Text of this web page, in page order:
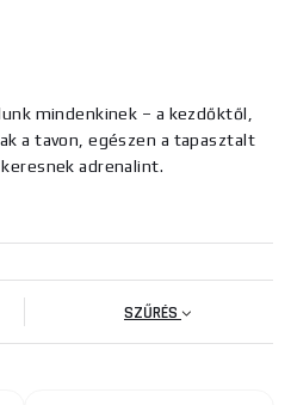
mindenkinek – a kezdőktől,
a tavon, egészen a tapasztalt
adrenalint.
turista, tengeri és felfújható
ki.
akár egy többnapos
tervezel, nálunk
SZŰRÉS